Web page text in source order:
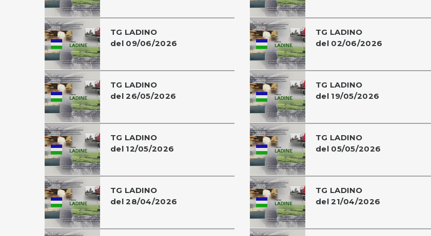
TG LADINO
del 09/06/2026
TG LADINO
del 02/06/2026
TG LADINO
del 26/05/2026
TG LADINO
del 19/05/2026
TG LADINO
del 12/05/2026
TG LADINO
del 05/05/2026
TG LADINO
del 28/04/2026
TG LADINO
del 21/04/2026